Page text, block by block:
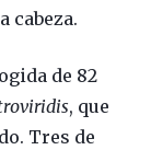
cabeza.
de 82
, que
Tres de